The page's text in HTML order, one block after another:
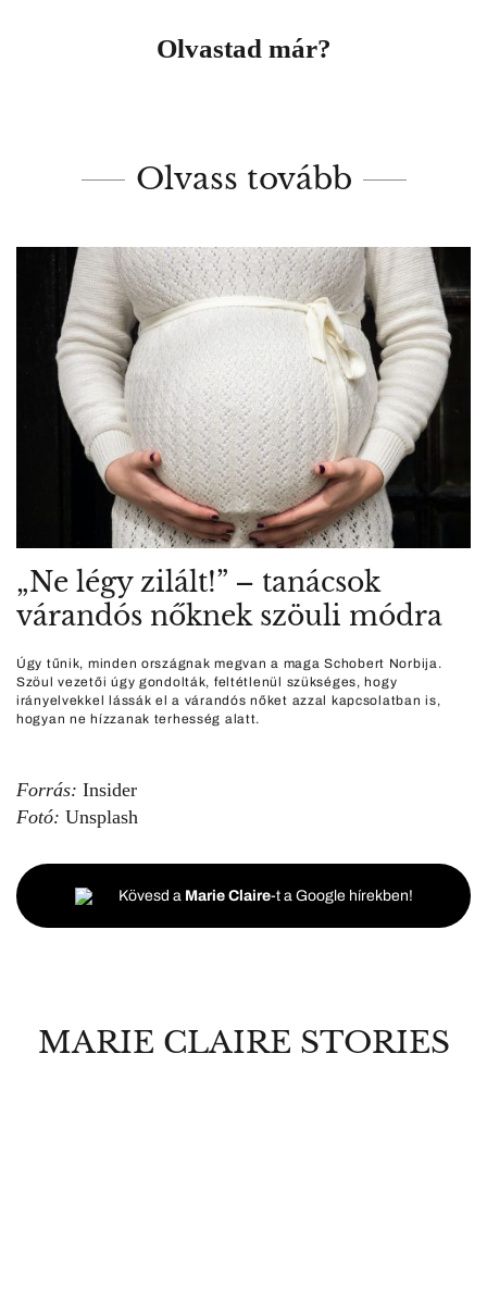
Olvastad már?
Olvass tovább
„Ne légy zilált!” – tanácsok
várandós nőknek szöuli módra
Úgy tűnik, minden országnak megvan a maga Schobert Norbija.
Szöul vezetői úgy gondolták, feltétlenül szükséges, hogy
irányelvekkel lássák el a várandós nőket azzal kapcsolatban is,
hogyan ne hízzanak terhesség alatt.
Forrás: Insider
Fotó: Unsplash
Kövesd a Marie Claire-t a Google hírekben!
MARIE CLAIRE STORIES